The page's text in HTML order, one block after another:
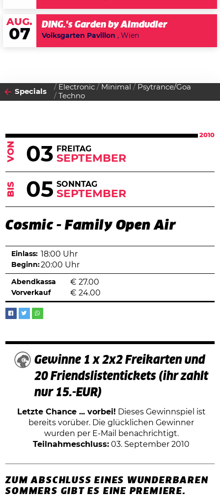
AUG.
07
DING.'s Garden by Almdudler
Volksgarten Pavillon , Wien
Specials
Electronic Minimal
Psytrance/Goa
Techno
2010
VON 03 FREITAG
SEPTEMBER
BIS 05 SONNTAG
SEPTEMBER
Cosmic - Family Open Air
Einlass: 18:00 Uhr
Beginn:20:00 Uhr
Abendkassa € 27.00
Vorverkauf € 24.00
Gewinne 1 x 2x2 Freikarten und
20 Friendslistentickets (ihr zahlt
nur 15.-EUR)
Letzte Chance ... vorbei! Dieses Gewinnspiel ist
bereits vorüber. Die glücklichen Gewinner
wurden per E-Mail benachrichtigt.
Teilnahmeschluss: 03. September 2010
ZUM ABSCHLUSS EINES WUNDERBAREN
SOMMERS GIBT ES EINE PREMIERE.